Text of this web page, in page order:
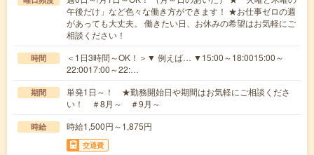
午後だけ」など色々な働き方ができます！ ★お仕事ゼロの週
があっても大丈夫。 働きたい日、お休みの希望はお気軽にご
相談ください！
時間
＜1日3時間～OK！＞▼ 例えば… ▼15:00～18:0015:00～
22:0017:00～22:…
期間
単発1日～！ ★勤務開始日や期間はお気軽にご相談くださ
い！ ＃8月～ ＃9月～
時給 時給1,500円～1,875円
交通費